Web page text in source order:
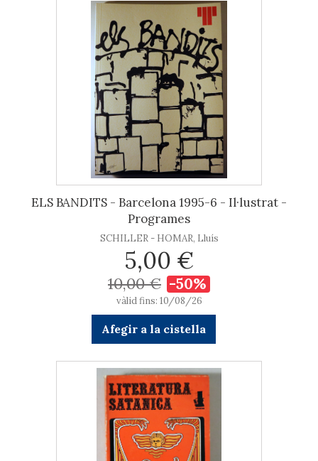
ELS BANDITS - Barcelona 1995-6 - Il·lustrat -
Programes
SCHILLER - HOMAR, Lluís
5,00 €
10,00 € -50%
vàlid fins: 10/08/26
Afegir a la cistella